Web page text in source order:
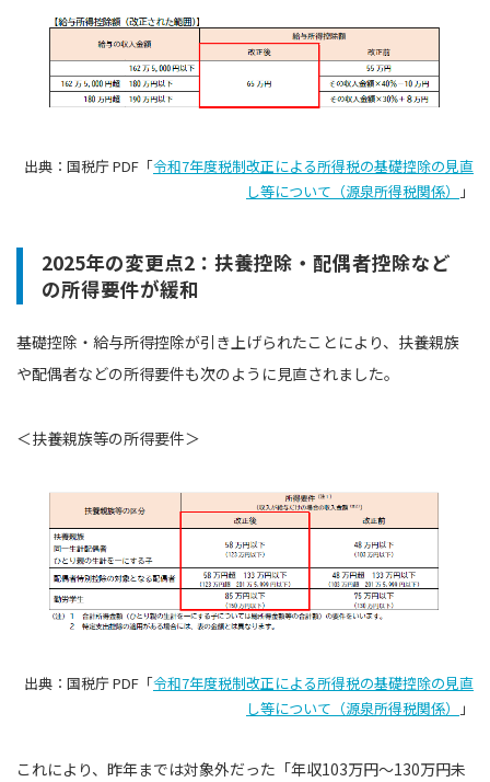
出典：国税庁 PDF「令和7年度税制改正による所得税の基礎控除の見直
し等について（源泉所得税関係）
」
2025年の変更点2：扶養控除・配偶者控除など
の所得要件が緩和
基礎控除・給与所得控除が引き上げられたことにより、扶養親族
や配偶者などの所得要件も次のように見直されました。
＜扶養親族等の所得要件＞
出典：国税庁 PDF「令和7年度税制改正による所得税の基礎控除の見直
し等について（源泉所得税関係）
」
これにより、昨年までは対象外だった「年収103万円〜130万円未